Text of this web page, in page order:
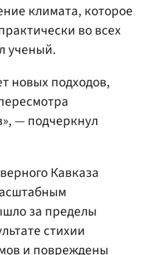
климата, которое
во всех
ученый.
новых подходов,
— подчеркнул
Кавказа
за пределы
стихии
и повреждены